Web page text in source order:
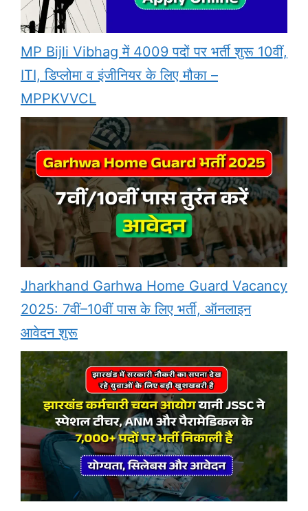
MP Bijli Vibhag में 4009 पदों पर भर्ती शुरू 10वीं,
ITI, डिप्लोमा व इंजीनियर के लिए मौका –
MPPKVVCL
Jharkhand Garhwa Home Guard Vacancy
2025: 7वीं–10वीं पास के लिए भर्ती, ऑनलाइन
आवेदन शुरू